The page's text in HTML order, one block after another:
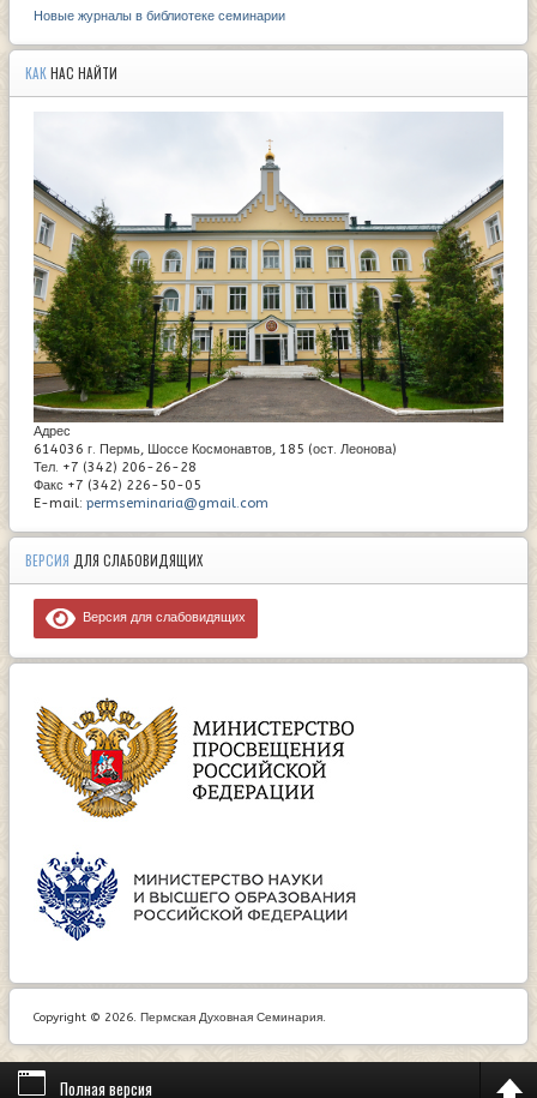
Новые журналы в библиотеке семинарии
КАКНАС НАЙТИ
Адрес
614036 г. Пермь, Шоссе Космонавтов, 185 (ост. Леонова)
Тел. +7 (342) 206-26-28
Факс +7 (342) 226-50-05
E-mail: permseminaria@gmail.com
ВЕРСИЯ ДЛЯ СЛАБОВИДЯЩИХ
Версия для слабовидящих
Copyright © 2026. Пермская Духовная Семинария.
Полная версия